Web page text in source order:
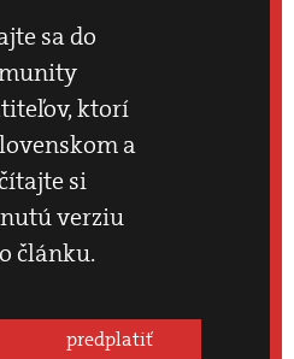
sa do
ktorí
a
si
verziu
článku.
predplatiť